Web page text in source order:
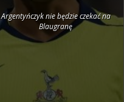
Argentyńczyk nie będzie czekać na
Blaugranę